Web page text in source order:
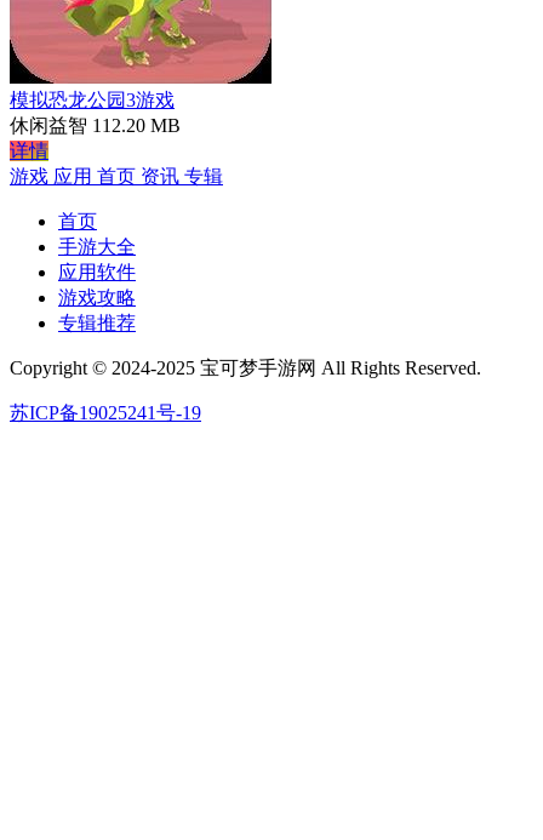
模拟恐龙公园3游戏
休闲益智 112.20 MB
详情
游戏 应用 首页 资讯 专辑
首页
手游大全
应用软件
游戏攻略
专辑推荐
Copyright © 2024-2025 宝可梦手游网 All Rights Reserved.
苏ICP备19025241号-19